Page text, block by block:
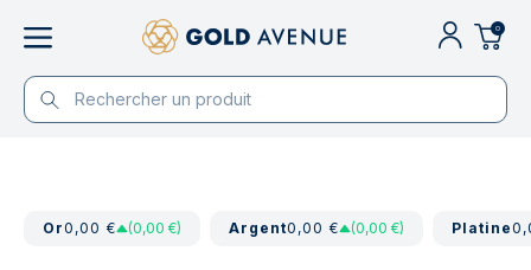
0
Or0,00 € (0,00 €) Argent0,00 € (0,00 €) Platine